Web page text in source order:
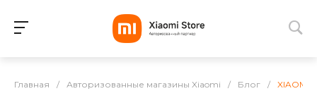
Главная / Авторизованные магазины Xiaomi / Блог /